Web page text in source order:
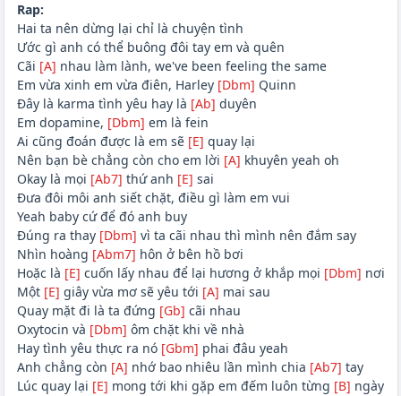
Rap:
Hai ta nên dừng lại chỉ là chuyện tình
Ước gì anh có thể buông đôi tay em và quên
Cãi [A] nhau làm lành, we've been feeling the same
Em vừa xinh em vừa điên, Harley [Dbm] Quinn
Đây là karma tình yêu hay là [Ab] duyên
Em dopamine, [Dbm] em là fein
Ai cũng đoán được là em sẽ [E] quay lại
Nên bạn bè chẳng còn cho em lời [A] khuyên yeah oh
Okay là mọi [Ab7] thứ anh [E] sai
Đưa đôi môi anh siết chặt, điều gì làm em vui
Yeah baby cứ để đó anh buy
Đúng ra thay [Dbm] vì ta cãi nhau thì mình nên đắm say
Nhìn hoàng [Abm7] hôn ở bên hồ bơi
Hoặc là [E] cuốn lấy nhau để lại hương ở khắp mọi [Dbm] nơi
Một [E] giây vừa mơ sẽ yêu tới [A] mai sau
Quay mặt đi là ta đứng [Gb] cãi nhau
Oxytocin và [Dbm] ôm chặt khi về nhà
Hay tình yêu thực ra nó [Gbm] phai đâu yeah
Anh chẳng còn [A] nhớ bao nhiêu lần mình chia [Ab7] tay
Lúc quay lại [E] mong tới khi gặp em đếm luôn từng [B] ngày